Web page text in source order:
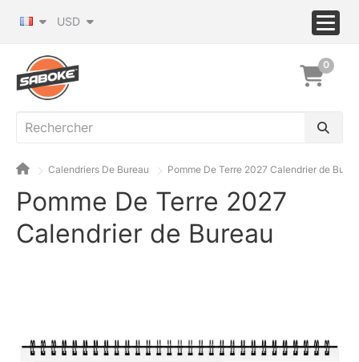
USD
0
Calendriers De Bureau Pomme De Terre 2027 Calendrier de
Pomme De Terre 2027
Calendrier de Bureau